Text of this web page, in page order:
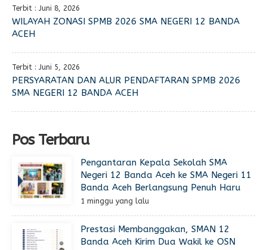
Terbit : Juni 8, 2026
WILAYAH ZONASI SPMB 2026 SMA NEGERI 12 BANDA
ACEH
Terbit : Juni 5, 2026
PERSYARATAN DAN ALUR PENDAFTARAN SPMB 2026
SMA NEGERI 12 BANDA ACEH
Pos Terbaru
Pengantaran Kepala Sekolah SMA
Negeri 12 Banda Aceh ke SMA Negeri 11
Banda Aceh Berlangsung Penuh Haru
1 minggu yang lalu
Prestasi Membanggakan, SMAN 12
Banda Aceh Kirim Dua Wakil ke OSN